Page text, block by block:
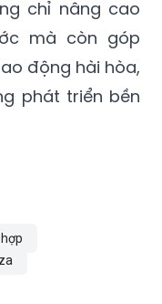
chỉ nâng cao
mà còn góp
động hài hòa,
phát triển bền